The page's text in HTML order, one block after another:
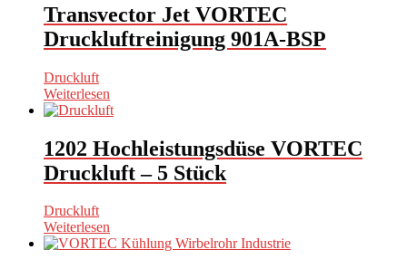
Transvector Jet VORTEC
Druckluftreinigung 901A-BSP
Druckluft
Weiterlesen
1202 Hochleistungsdüse VORTEC
Druckluft – 5 Stück
Druckluft
Weiterlesen